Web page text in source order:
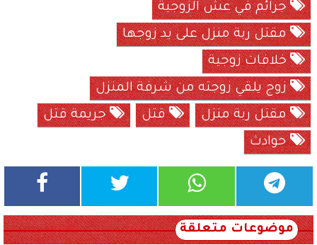
جرائم في عش الزوجية
مقتل ربة منزل على يد زوجها
خلافات زوجية
زوج يلقي زوجته من شرفة المنزل
مقتل ربة منزل
قتل
جريمة قتل
حوادث
موضوعات متعلقة